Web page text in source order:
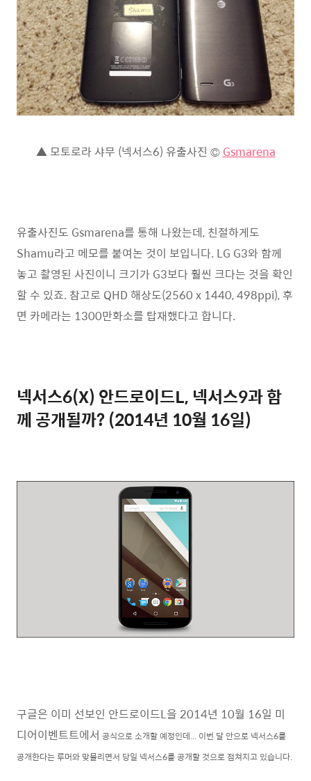
▲ 모토로라 샤무 (넥서스6) 유출사진 © Gsmarena
유출사진도 Gsmarena를 통해 나왔는데, 친절하게도
Shamu라고 메모를 붙여논 것이 보입니다. LG G3와 함께
놓고 촬영된 사진이니 크기가 G3보다 훨씬 크다는 것을 확인
할 수 있죠. 참고로 QHD 해상도(2560 x 1440, 498ppi), 후
면 카메라는 1300만화소를 탑재했다고 합니다.
넥서스6(X) 안드로이드L, 넥서스9과 함
께 공개될까? (2014년 10월 16일)
구글은 이미 선보인 안드로이드L을 2014년 10월 16일 미
디어이벤트트에서 공식으로 소개할 예정인데... 이번 달 안으로 넥서스6를
공개한다는 루머와 맞물리면서 당일 넥서스6를 공개할 것으로 점쳐지고 있습니다.